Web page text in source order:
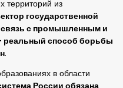
территорий из
государственной
связь с промышленным и
реальный способ борьбы
.
в области